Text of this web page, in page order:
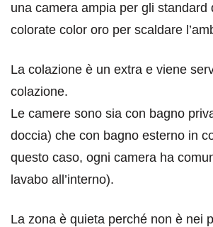
una camera ampia per gli standard
colorate color oro per scaldare
La colazione è un extra e viene
colazione.
Le camere sono sia con bagno
doccia) che con bagno esterno in
questo caso, ogni camera ha
lavabo all’interno).
La zona è quieta perché non è nei